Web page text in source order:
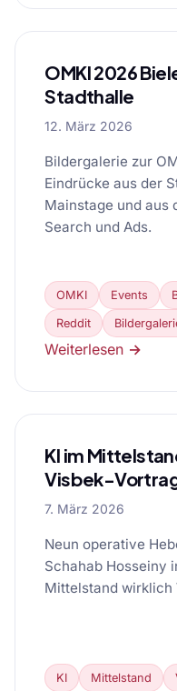
OMKI 2026
Stadthalle
12. März 2026
Bildergalerie zur
Eindrücke aus der
Mainstage und aus
Search und Ads.
OMKI Events
Reddit
Weiterlesen →
KI im
Visbek-
7. März 2026
Neun operative
Schahab Hosseiny
Mittelstand wirklich
KI Mittelstand